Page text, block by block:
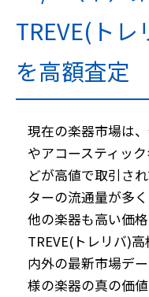
TREVE(ト
を高額査定
現在の楽器市場は
やアコースティッ
どが高値で取引さ
ターの流通量が多
他の楽器も高い価
TREVE(トレリバ)
内外の最新市場デ
様の楽器の真の価